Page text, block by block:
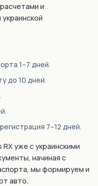
и
1–7 дней.
до 10 дней.
7–12 дней.
уже с украинскими
начиная с
мы формируем и
авто.